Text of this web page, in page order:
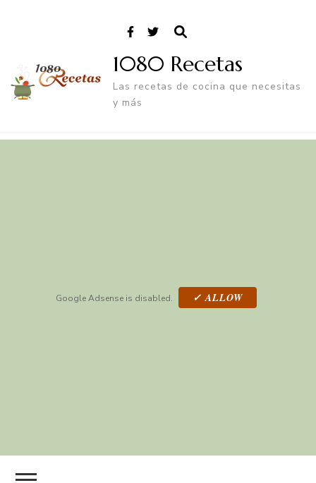
1080 Recetas
Las recetas de cocina que necesitas
y más
Google Adsense is disabled. ✓ ALLOW